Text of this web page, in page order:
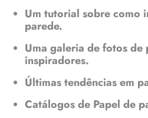
Um tutorial sobre como
parede.
Uma galeria de fotos de
inspiradores.
Últimas tendências em
Catálogos de Papel de